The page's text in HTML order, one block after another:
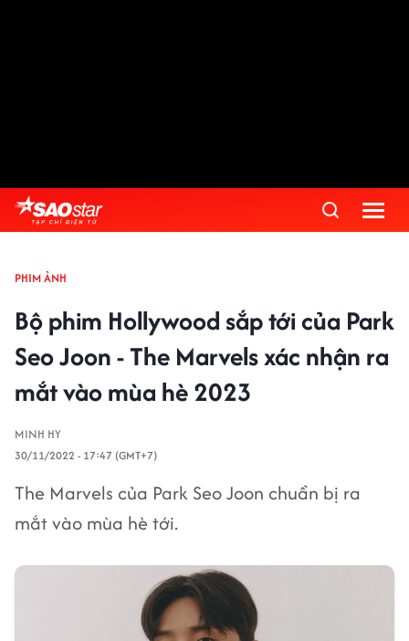
PHIM ẢNH
Bộ phim Hollywood sắp tới của Park
Seo Joon - The Marvels xác nhận ra
mắt vào mùa hè 2023
MINH HY
30/11/2022 - 17:47 (GMT+7)
The Marvels của Park Seo Joon chuẩn bị ra
mắt vào mùa hè tới.